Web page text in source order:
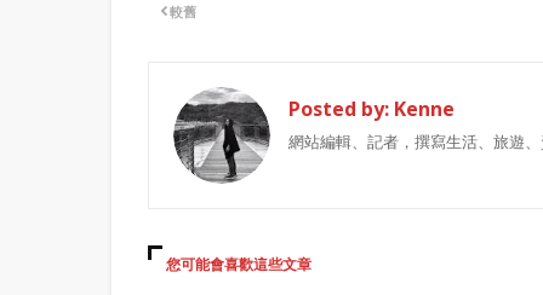
較舊
Posted by: Kenne
網站編輯、記者，撰寫生活、旅遊
您可能會喜歡這些文章